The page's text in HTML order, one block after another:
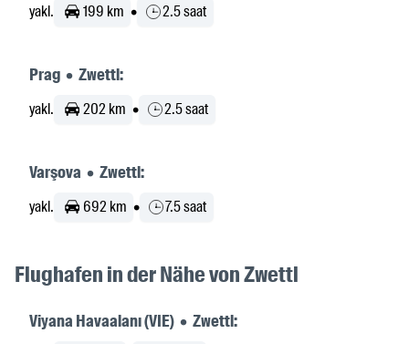
yakl. 199 km • 2.5 saat
Prag • Zwettl:
yakl. 202 km • 2.5 saat
Varşova • Zwettl:
yakl. 692 km • 7.5 saat
Flughafen in der Nähe von Zwettl
Viyana Havaalanı (VIE) • Zwettl: